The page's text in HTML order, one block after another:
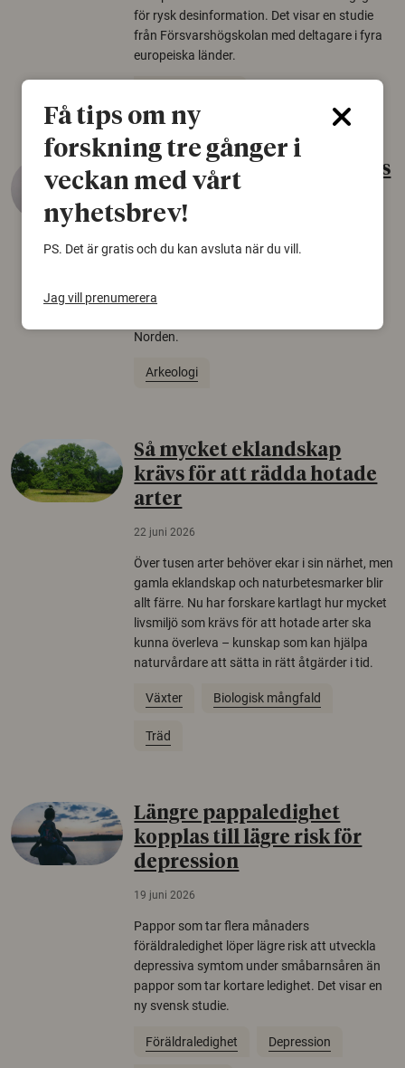
för rysk desinformation. Det visar en studie
från Försvarshögskolan med deltagare i fyra
europeiska länder.
Gammalt skinn var Sveriges
äldsta sko
22 juni 2026
Det som arkeologer länge trodde var en
gammal sko. Fyndet bär spår av romerskt
Norden.
Arkeologi
Så mycket eklandskap
krävs för att rädda hotade
arter
22 juni 2026
Över tusen arter behöver ekar i sin närhet, men
gamla eklandskap och naturbetesmarker blir
allt färre. Nu har forskare kartlagt hur mycket
livsmiljö som krävs för att hotade arter ska
kunna överleva – kunskap som kan hjälpa
naturvårdare att sätta in rätt åtgärder i tid.
Växter Biologisk mångfald
Träd
Längre pappaledighet
kopplas till lägre risk för
depression
19 juni 2026
Pappor som tar flera månaders
föräldraledighet löper lägre risk att utveckla
depressiva symtom under småbarnsåren än
pappor som tar kortare ledighet. Det visar en
ny svensk studie.
Föräldraledighet Depression
Få tips om ny
forskning tre gånger i
veckan med vårt
nyhetsbrev!
PS. Det är gratis och du kan avsluta när du vill.
Jag vill prenumerera